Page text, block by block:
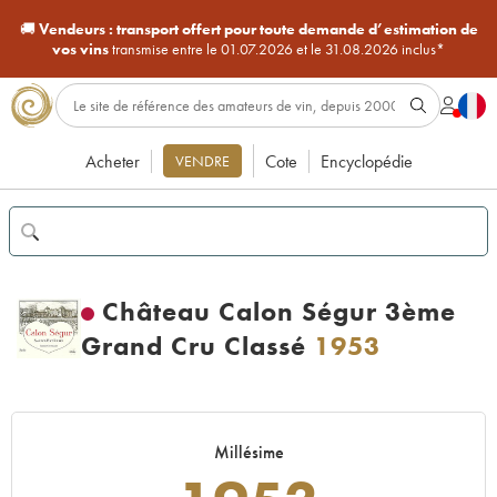
🚚Vendeurs : transport offert pour toute demande d’estimation de
vos vinstransmise entre le 01.07.2026 et le 31.08.2026 inclus*
Acheter VENDRE Cote Encyclopédie
Château Calon Ségur 3ème
Grand Cru Classé 1953
Millésime